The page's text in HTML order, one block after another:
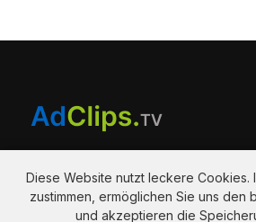
Diese Website nutzt leckere Cookies.
zustimmen, ermöglichen Sie uns den
und akzeptieren die
info@adclips.tv